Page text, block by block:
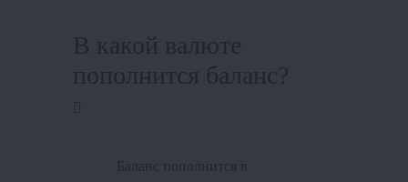
В какой валюте
пополнится баланс?